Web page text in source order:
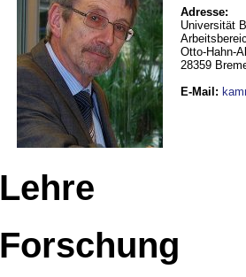
Adresse:
Universität
Otto-Hahn-
28359
E-Mail :
Lehre
Forschung